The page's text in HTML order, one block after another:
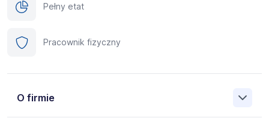
Pełny etat
Pracownik fizyczny
O firmie